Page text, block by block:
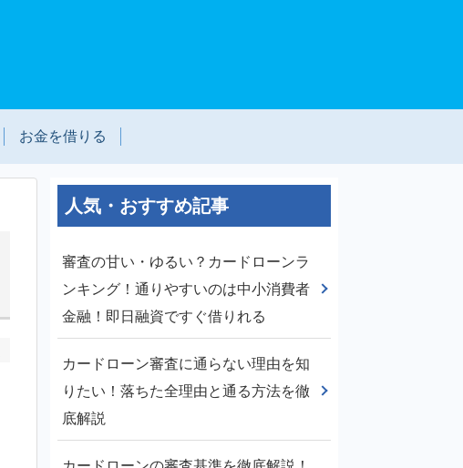
お金を借りる
人気・おすすめ記事
審査の甘い・ゆるい？カードローンラ
ンキング！通りやすいのは中小消費者
金融！即日融資ですぐ借りれる
カードローン審査に通らない理由を知
りたい！落ちた全理由と通る方法を徹
底解説